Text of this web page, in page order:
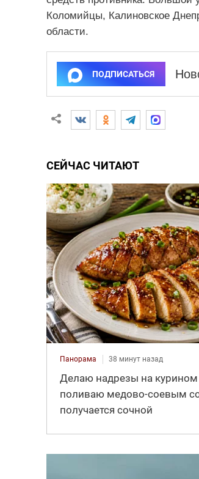
Коломийцы, Калиновское
области.
ПОДПИСАТЬСЯ
СЕЙЧАС ЧИТАЮТ
Панорама 38 минут назад
Делаю надрезы на
поливаю медово-соевым
получается сочной